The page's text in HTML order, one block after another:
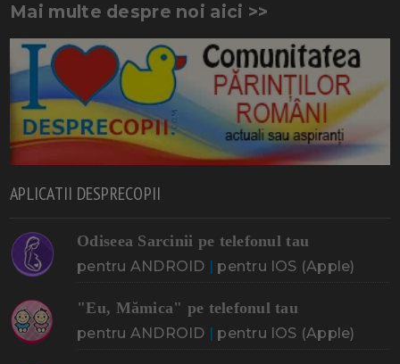
Mai multe despre noi aici >>
APLICATII DESPRECOPII
Odiseea Sarcinii pe telefonul tau
pentru ANDROID | pentru IOS (Apple)
"Eu, Mămica" pe telefonul tau
pentru ANDROID | pentru IOS (Apple)